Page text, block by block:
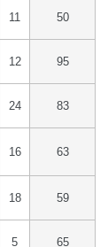
11 50
12 95
24 83
16 63
18 59
5 65